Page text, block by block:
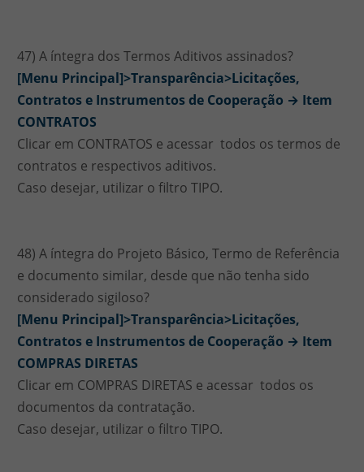
47) A íntegra dos Termos Aditivos assinados?
[Menu Principal]>Transparência>Licitações,
Contratos e Instrumentos de Cooperação → Item
CONTRATOS
Clicar em CONTRATOS e acessar todos os termos de
contratos e respectivos aditivos.
Caso desejar, utilizar o filtro TIPO.
48) A íntegra do Projeto Básico, Termo de Referência
e documento similar, desde que não tenha sido
considerado sigiloso?
[Menu Principal]>Transparência>Licitações,
Contratos e Instrumentos de Cooperação → Item
COMPRAS DIRETAS
Clicar em COMPRAS DIRETAS e acessar todos os
documentos da contratação.
Caso desejar, utilizar o filtro TIPO.